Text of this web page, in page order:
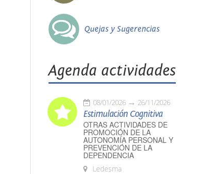
Quejas y Sugerencias
Agenda actividades
08/01/2026 26/11/2026
Estimulación Cognitiva
OTRAS ACTIVIDADES DE
PROMOCIÓN DE LA
AUTONOMÍA PERSONAL Y
PREVENCIÓN DE LA
DEPENDENCIA
Ledesma